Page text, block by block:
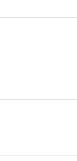
Case for
Case